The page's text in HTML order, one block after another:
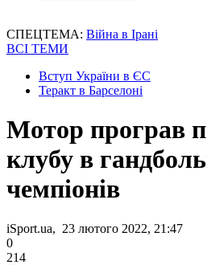
СПЕЦТЕМА: Війна в Ірані
ВСІ ТЕМИ
Вступ України в ЄС
Теракт в Барселоні
Мотор програв
клубу в
чемпіонів
iSport.ua, 23 лютого 2022, 21:47
0
214